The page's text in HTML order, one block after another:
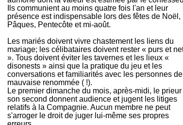
Ils communient au moins quatre fois l'an et leur
présence est indispensable lors des fêtes de Noël,
Pâques, Pentecôte et mi-août.
Les mariés doivent vivre chastement les liens du
mariage; les célibataires doivent rester « purs et
». Tous doivent éviter les tavernes et les lieux «
disonests » ainsi que la pratique du jeu et les
conversations et familiarités avec les personnes de
mauvaise renommée ( !).
Le premier dimanche du mois, après-midi, le prieur
son second donnent audience et jugent les litiges
relatifs à la Compagnie. Aucun membre ne peut
s'arroger le droit de juger lui-même ses propres